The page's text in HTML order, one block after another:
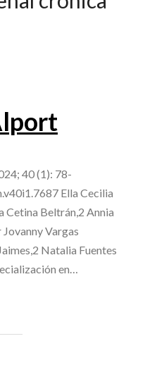
40 (1): 78-
Ella Cecilia
Cetina Beltrán,2 Annia
Vargas
Natalia Fuentes
en…